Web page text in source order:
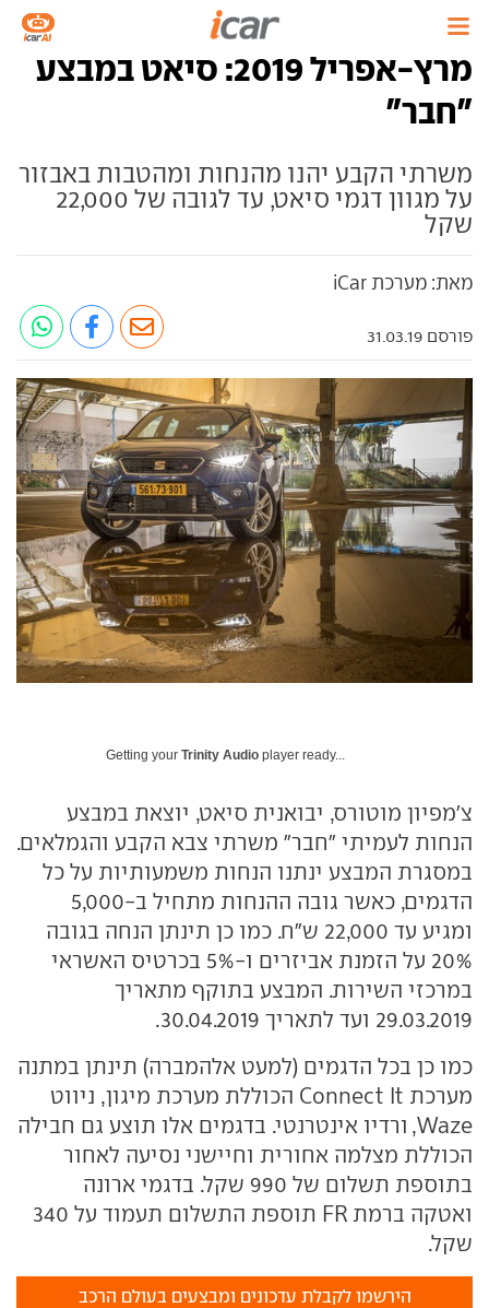
מרץ-אפריל 2019: סיאט במבצע
"חבר"
משרתי הקבע יהנו מהנחות ומהטבות באבזור
על מגוון דגמי סיאט, עד לגובה של 22,000
שקל
מאת: מערכת iCar
פורסם 31.03.19
Getting your Trinity Audio player ready...
צ'מפיון מוטורס, יבואנית סיאט, יוצאת במבצע
הנחות לעמיתי "חבר" משרתי צבא הקבע והגמלאים.
במסגרת המבצע ינתנו הנחות משמעותיות על כל
הדגמים, כאשר גובה ההנחות מתחיל ב-5,000
ומגיע עד 22,000 ש"ח. כמו כן תינתן הנחה בגובה
20% על הזמנת אביזרים ו-5% בכרטיס האשראי
במרכזי השירות. המבצע בתוקף מתאריך
29.03.2019 ועד לתאריך 30.04.2019.
כמו כן בכל הדגמים (למעט אלהמברה) תינתן במתנה
מערכת Connect It הכוללת מערכת מיגון, ניווט
Waze, ורדיו אינטרנטי. בדגמים אלו תוצע גם חבילה
הכוללת מצלמה אחורית וחיישני נסיעה לאחור
בתוספת תשלום של 990 שקל. בדגמי ארונה
ואטקה ברמת FR תוספת התשלום תעמוד על 340
שקל.
הירשמו לקבלת עדכונים ומבצעים בעולם הרכב